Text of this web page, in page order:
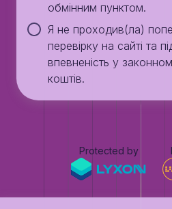
обмінним пунктом.
Я не проходив(ла)
перевірку на сайті та
впевненість у
коштів.
Protected by